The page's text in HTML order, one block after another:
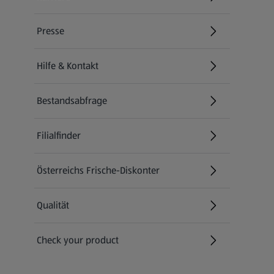
Presse
Hilfe & Kontakt
(öffnet in einem neuen Tab)
Bestandsabfrage
(öffnet in einem neuen Tab)
Filialfinder
Österreichs Frische-Diskonter
Qualität
Check your product
(öffnet in einem neuen Tab)